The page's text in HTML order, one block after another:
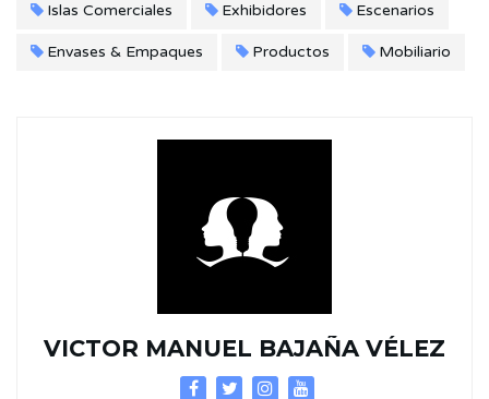
Islas Comerciales Exhibidores Escenarios
Envases & Empaques Productos Mobiliario
VICTOR MANUEL BAJAÑA VÉLEZ